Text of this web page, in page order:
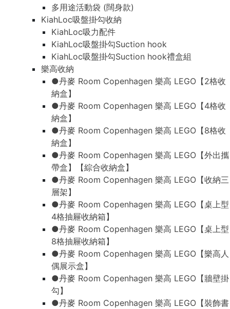
多用途活動袋 (闊身款)
KiahLoc吸盤掛勾收納
KiahLoc吸力配件
KiahLoc吸盤掛勾Suction hook
KiahLoc吸盤掛勾Suction hook禮盒組
樂高收納
●丹麥 Room Copenhagen 樂高 LEGO【2格收
納盒】
●丹麥 Room Copenhagen 樂高 LEGO【4格收
納盒】
●丹麥 Room Copenhagen 樂高 LEGO【8格收
納盒】
●丹麥 Room Copenhagen 樂高 LEGO【外出攜
帶盒】【綜合收納盒】
●丹麥 Room Copenhagen 樂高 LEGO【收納三
層架】
●丹麥 Room Copenhagen 樂高 LEGO【桌上型
4格抽屜收納箱】
●丹麥 Room Copenhagen 樂高 LEGO【桌上型
8格抽屜收納箱】
●丹麥 Room Copenhagen 樂高 LEGO【樂高人
偶展示盒】
●丹麥 Room Copenhagen 樂高 LEGO【牆壁掛
勾】
●丹麥 Room Copenhagen 樂高 LEGO【裝飾書